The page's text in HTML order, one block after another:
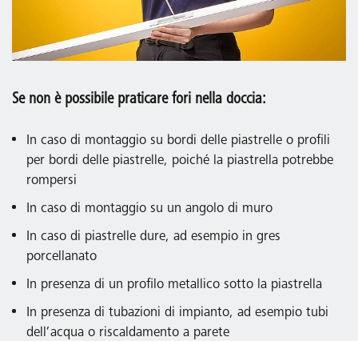
Se non è possibile praticare fori nella doccia:
In caso di montaggio su bordi delle piastrelle o profili
per bordi delle piastrelle, poiché la piastrella potrebbe
rompersi
In caso di montaggio su un angolo di muro
In caso di piastrelle dure, ad esempio in gres
porcellanato
In presenza di un profilo metallico sotto la piastrella
In presenza di tubazioni di impianto, ad esempio tubi
dell’acqua o riscaldamento a parete